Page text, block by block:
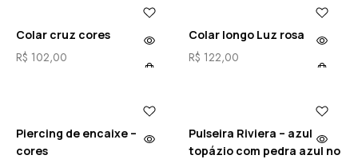
Colar cruz cores
R$ 102,00
Colar longo Luz rosa
R$ 122,00
Piercing de encaixe –
cores
Pulseira Riviera – azul
topázio com pedra azul no